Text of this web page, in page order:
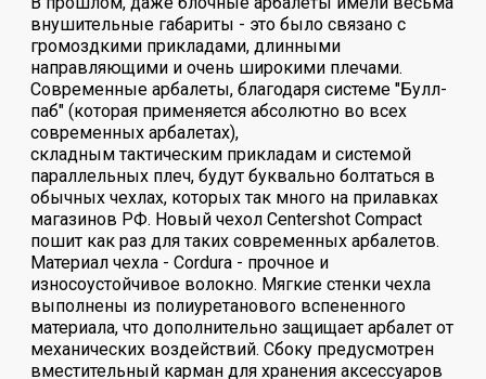
внушительные габариты - это было связано с
громоздкими прикладами, длинными
направляющими и очень широкими плечами.
Современные арбалеты, благодаря системе "Булл-
паб" (которая применяется абсолютно во всех
современных арбалетах),
складным тактическим прикладам и системой
параллельных плеч, будут буквально болтаться в
обычных чехлах, которых так много на прилавках
магазинов РФ. Новый чехол Centershot Compact
пошит как раз для таких современных арбалетов.
Материал чехла - Cordura - прочное и
износоустойчивое волокно. Мягкие стенки чехла
выполнены из полиуретанового вспененного
материала, что дополнительно защищает арбалет от
механических воздействий. Сбоку предусмотрен
вместительный карман для хранения аксессуаров